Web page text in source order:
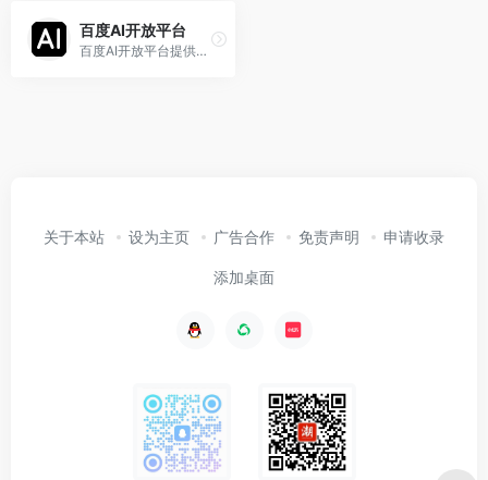
百度AI开放平台
百度AI开放平台提供全球领先的语音、图像、NLP等多项人工智能技术，开放对话式人工智能系统、智能驾驶系统两大行业生态，共享AI领域最新的应用场景和解决方案，帮您提升竞争力，开创未来。
关于本站 设为主页 广告合作 免责声明 申请收录
添加桌面